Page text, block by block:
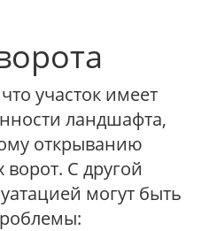
участок имеет
ландшафта,
открыванию
С другой
могут быть